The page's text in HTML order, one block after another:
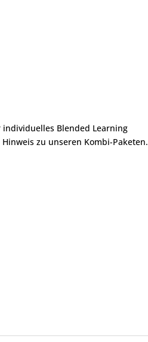
Blended Learning
zu unseren Kombi-Paketen.